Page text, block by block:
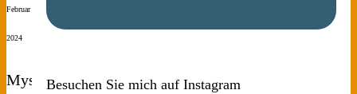
Februar
2024
MysteriöseBesuchen Sie mich auf Instagram